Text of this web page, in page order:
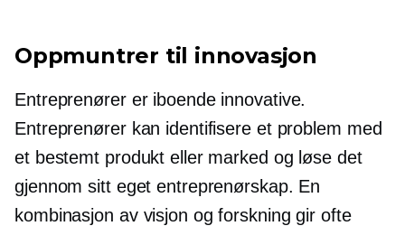
Oppmuntrer til innovasjon
Entreprenører er iboende innovative.
Entreprenører kan identifisere et problem med
et bestemt produkt eller marked og løse det
gjennom sitt eget entreprenørskap. En
kombinasjon av visjon og forskning gir ofte